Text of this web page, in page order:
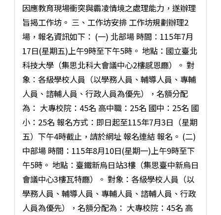
因應教育現場衝突與霸凌情境之處理能力，遂辦理
旨揭工作坊。 三、工作坊安排 工作坊規劃辦理2
場，報名資訊如下： (一) 北部場 時間：115年7月
17日(星期五)上午9時至下午5時。 地點：國立臺北
科技大學（集思北科大會議中心2樓感恩廳）。 對
象：各級學校人員（以學務人員、輔導人員、專輔
人員、諮輔人員、行政人員為優先），名額分配
為： 大專校院：45名 高中職：25名 國中：25名 國
小：25名 報名方式：即日起至115年7月3日（星期
五）下午4時截止，請於網址 報名連結 報名。 (二)
中部場 時間：115年8月10日(星期一)上午9時至下
午5時。 地點：臺鐵新烏日站3樓（集思臺中新烏日
會議中心3樓瓦特廳）。 對象：各級學校人員（以
學務人員、輔導人員、專輔人員、諮輔人員、行政
人員為優先），名額分配為： 大專校院：45名 高